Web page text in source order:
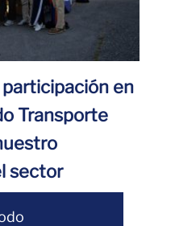
en
Transporte
sector